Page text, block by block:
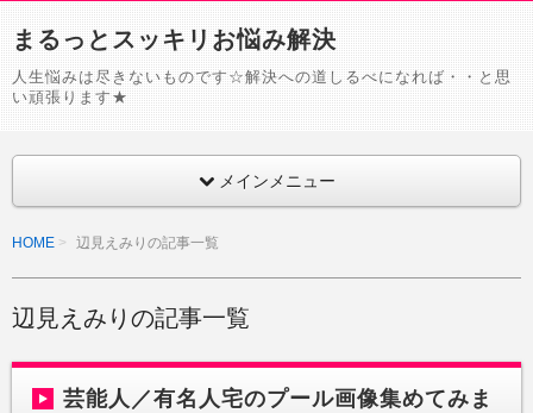
まるっとスッキリお悩み解決
人生悩みは尽きないものです☆解決への道しるべになれば・・と思
い頑張ります★
メインメニュー
HOME 辺見えみりの記事一覧
辺見えみりの記事一覧
芸能人／有名人宅のプール画像集めてみま